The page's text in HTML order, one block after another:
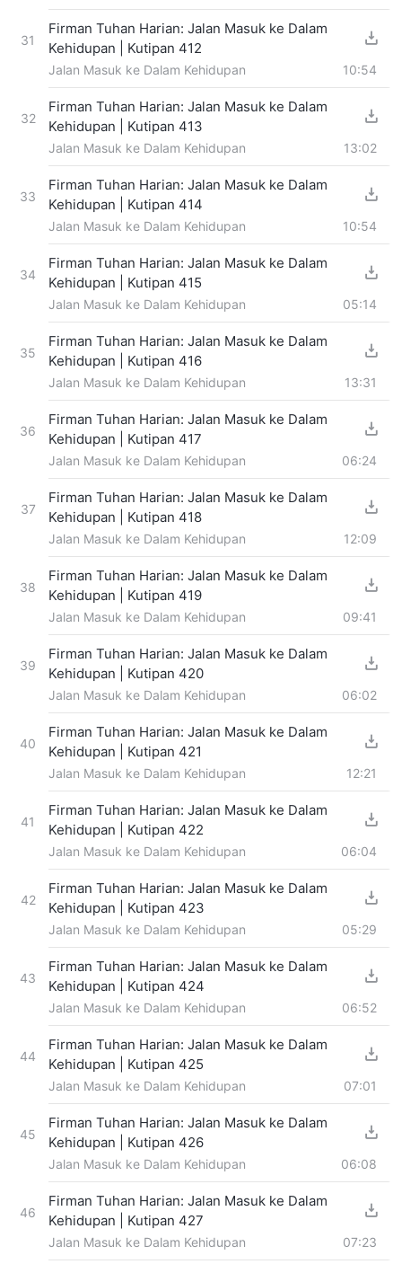
31
Firman Tuhan Harian: Jalan Masuk ke Dalam
Kehidupan | Kutipan 412
Jalan Masuk ke Dalam Kehidupan 10:54
32
Firman Tuhan Harian: Jalan Masuk ke Dalam
Kehidupan | Kutipan 413
Jalan Masuk ke Dalam Kehidupan 13:02
33
Firman Tuhan Harian: Jalan Masuk ke Dalam
Kehidupan | Kutipan 414
Jalan Masuk ke Dalam Kehidupan 10:54
34
Firman Tuhan Harian: Jalan Masuk ke Dalam
Kehidupan | Kutipan 415
Jalan Masuk ke Dalam Kehidupan 05:14
35
Firman Tuhan Harian: Jalan Masuk ke Dalam
Kehidupan | Kutipan 416
Jalan Masuk ke Dalam Kehidupan 13:31
36
Firman Tuhan Harian: Jalan Masuk ke Dalam
Kehidupan | Kutipan 417
Jalan Masuk ke Dalam Kehidupan 06:24
37
Firman Tuhan Harian: Jalan Masuk ke Dalam
Kehidupan | Kutipan 418
Jalan Masuk ke Dalam Kehidupan 12:09
38
Firman Tuhan Harian: Jalan Masuk ke Dalam
Kehidupan | Kutipan 419
Jalan Masuk ke Dalam Kehidupan 09:41
39
Firman Tuhan Harian: Jalan Masuk ke Dalam
Kehidupan | Kutipan 420
Jalan Masuk ke Dalam Kehidupan 06:02
40
Firman Tuhan Harian: Jalan Masuk ke Dalam
Kehidupan | Kutipan 421
Jalan Masuk ke Dalam Kehidupan 12:21
41
Firman Tuhan Harian: Jalan Masuk ke Dalam
Kehidupan | Kutipan 422
Jalan Masuk ke Dalam Kehidupan 06:04
42
Firman Tuhan Harian: Jalan Masuk ke Dalam
Kehidupan | Kutipan 423
Jalan Masuk ke Dalam Kehidupan 05:29
43
Firman Tuhan Harian: Jalan Masuk ke Dalam
Kehidupan | Kutipan 424
Jalan Masuk ke Dalam Kehidupan 06:52
44
Firman Tuhan Harian: Jalan Masuk ke Dalam
Kehidupan | Kutipan 425
Jalan Masuk ke Dalam Kehidupan 07:01
45
Firman Tuhan Harian: Jalan Masuk ke Dalam
Kehidupan | Kutipan 426
Jalan Masuk ke Dalam Kehidupan 06:08
46
Firman Tuhan Harian: Jalan Masuk ke Dalam
Kehidupan | Kutipan 427
Jalan Masuk ke Dalam Kehidupan 07:23